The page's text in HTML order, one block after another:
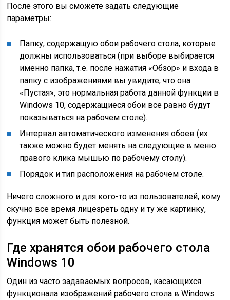
После этого вы сможете задать следующие
параметры:
Папку, содержащую обои рабочего стола, которые
должны использоваться (при выборе выбирается
именно папка, т.е. после нажатия «Обзор» и входа в
папку с изображениями вы увидите, что она
«Пустая», это нормальная работа данной функции в
Windows 10, содержащиеся обои все равно будут
показываться на рабочем столе).
Интервал автоматического изменения обоев (их
также можно будет менять на следующие в меню
правого клика мышью по рабочему столу).
Порядок и тип расположения на рабочем столе.
Ничего сложного и для кого-то из пользователей, кому
скучно все время лицезреть одну и ту же картинку,
функция может быть полезной.
Где хранятся обои рабочего стола
Windows 10
Один из часто задаваемых вопросов, касающихся
функционала изображений рабочего стола в Windows